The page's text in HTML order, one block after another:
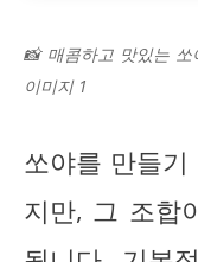
📸 매콤하고 맛있는 쏘
이미지 1
쏘야를 만들
지만, 그 조합